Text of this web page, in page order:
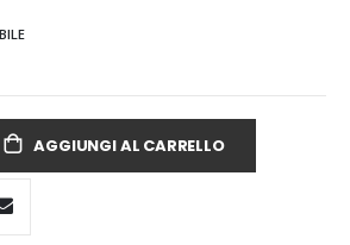
AGGIUNGI AL CARRELLO